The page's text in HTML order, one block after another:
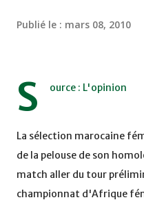
Publié le : mars 08, 2010
S ource : L'opinion
La sélection marocaine
de la pelouse de son
match aller du tour
championnat d'Afrique